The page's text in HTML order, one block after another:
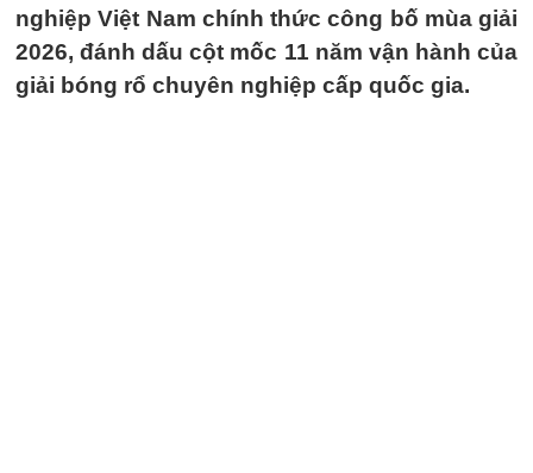
nghiệp Việt Nam chính thức công bố mùa giải
2026, đánh dấu cột mốc 11 năm vận hành của
giải bóng rổ chuyên nghiệp cấp quốc gia.